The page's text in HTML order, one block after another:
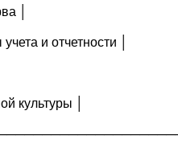
│
и отчетности │
культуры │